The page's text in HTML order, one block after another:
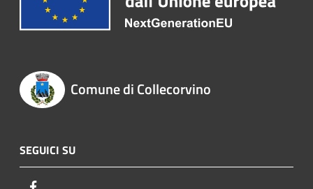
Comune di Collecorvino
SEGUICI SU